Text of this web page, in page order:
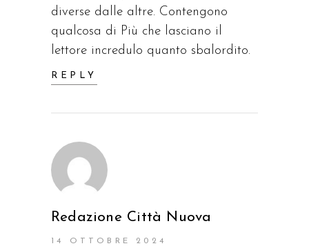
diverse dalle altre. Contengono
qualcosa di Più che lasciano il
lettore incredulo quanto sbalordito.
REPLY
Redazione Città Nuova
14 OTTOBRE 2024